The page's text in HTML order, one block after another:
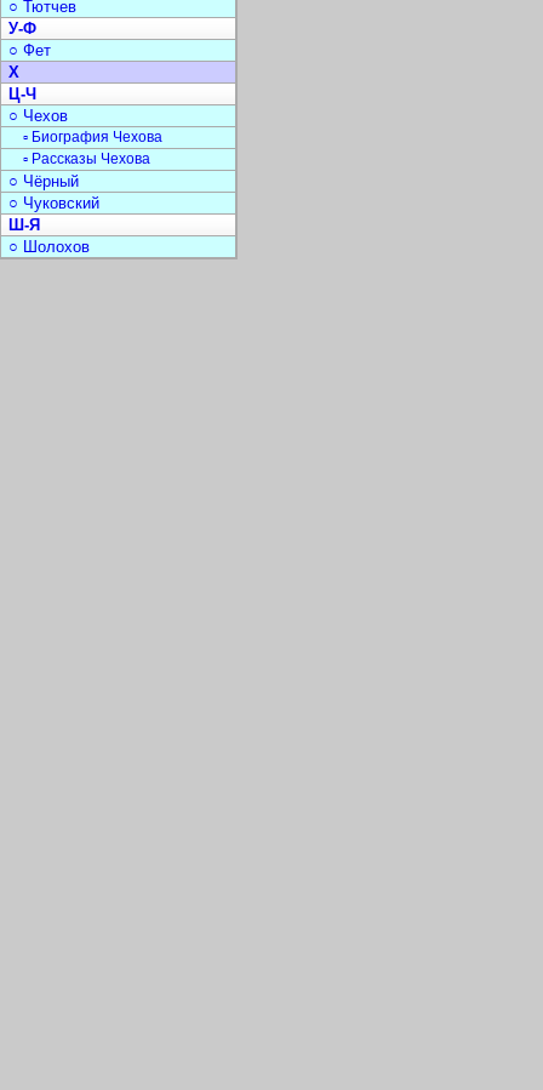
○ Тютчев
У-Ф
○ Фет
Х
Ц-Ч
○ Чехов
▫ Биография Чехова
▫ Рассказы Чехова
○ Чёрный
○ Чуковский
Ш-Я
○ Шолохов